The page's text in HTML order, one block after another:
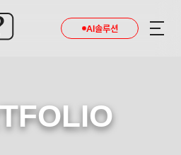
AI솔루션